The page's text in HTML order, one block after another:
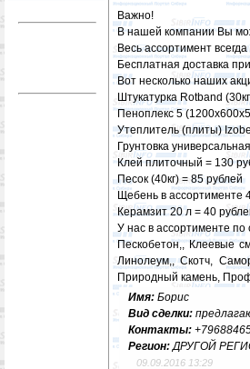
Важно!
В нашей компании Вы
Весь ассортимент
Бесплатная доставка
Вот несколько наших
Штукатурка Rotband
Пеноплекс 5
Утеплитель (плиты)
Грунтовка
Клей плиточный = 130
Песок (40кг) = 85 рублей
Щебень в ассортименте
Керамзит 20 л = 40
У нас в ассортименте
Пескобетон,, Клеевые
Линолеум,, Скотч,
Природный камень,
Имя: Борис
Вид сделки:
Контакты:
Регион:ДРУГОЙ
09.09.2016 13:29